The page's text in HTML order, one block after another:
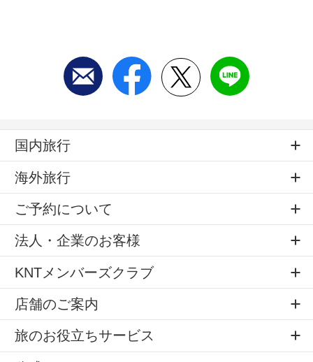
国内旅行
海外旅行
ご予約について
法人・企業のお客様
KNTメンバーズクラブ
店舗のご案内
旅のお役立ちサービス